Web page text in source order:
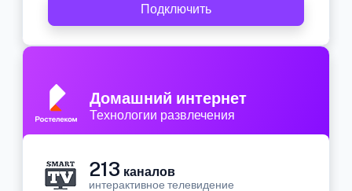
Подключить
Домашний интернет
Технологии развлечения
213 каналов
интерактивное телевидение